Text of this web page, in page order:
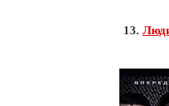
13.